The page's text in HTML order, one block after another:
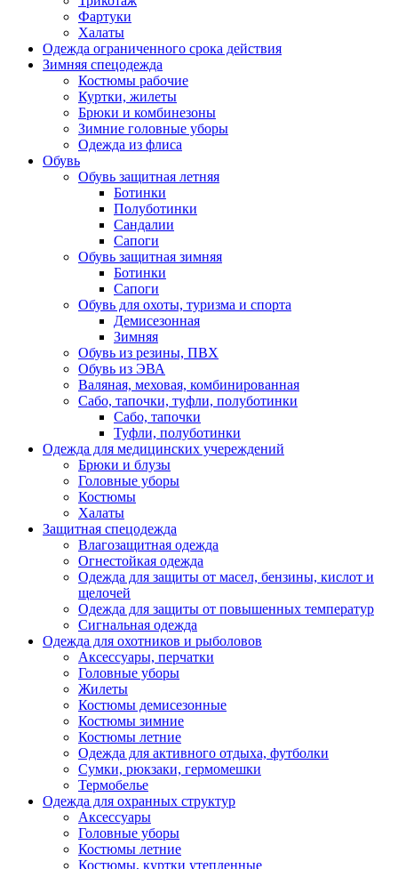
Фартуки
Халаты
Одежда ограниченного срока действия
Зимняя спецодежда
Костюмы рабочие
Куртки, жилеты
Брюки и комбинезоны
Зимние головные уборы
Одежда из флиса
Обувь
Обувь защитная летняя
Ботинки
Полуботинки
Сандалии
Сапоги
Обувь защитная зимняя
Ботинки
Сапоги
Обувь для охоты, туризма и спорта
Демисезонная
Зимняя
Обувь из резины, ПВХ
Обувь из ЭВА
Валяная, меховая, комбинированная
Сабо, тапочки, туфли, полуботинки
Сабо, тапочки
Туфли, полуботинки
Одежда для медицинских учереждений
Брюки и блузы
Головные уборы
Костюмы
Халаты
Защитная спецодежда
Влагозащитная одежда
Огнестойкая одежда
Одежда для защиты от масел, бензины, кислот и
щелочей
Одежда для защиты от повышенных температур
Сигнальная одежда
Одежда для охотников и рыболовов
Аксессуары, перчатки
Головные уборы
Жилеты
Костюмы демисезонные
Костюмы зимние
Костюмы летние
Одежда для активного отдыха, футболки
Сумки, рюкзаки, гермомешки
Термобелье
Одежда для охранных структур
Аксессуары
Головные уборы
Костюмы летние
Костюмы, куртки утепленные